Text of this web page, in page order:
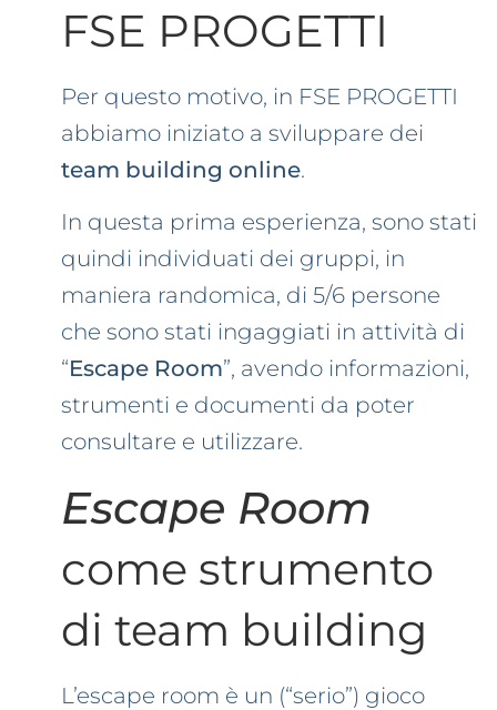
FSE PROGETTI
Per questo motivo, in FSE PROGETTI
abbiamo iniziato a sviluppare dei
team building online.
In questa prima esperienza, sono stati
quindi individuati dei gruppi, in
maniera randomica, di 5/6 persone
che sono stati ingaggiati in attività di
“Escape Room”, avendo informazioni,
strumenti e documenti da poter
consultare e utilizzare.
Escape Room
come strumento
di team building
L’escape room è un (“serio”) gioco